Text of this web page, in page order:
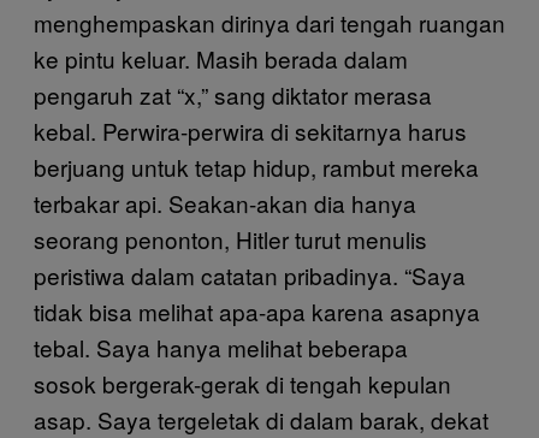
menghempaskan dirinya dari tengah ruangan
ke pintu keluar. Masih berada dalam
pengaruh zat “x,” sang diktator merasa
kebal. Perwira-perwira di sekitarnya harus
berjuang untuk tetap hidup, rambut mereka
terbakar api. Seakan-akan dia hanya
seorang penonton, Hitler turut menulis
peristiwa dalam catatan pribadinya. “Saya
tidak bisa melihat apa-apa karena asapnya
tebal. Saya hanya melihat beberapa
sosok bergerak-gerak di tengah kepulan
asap. Saya tergeletak di dalam barak, dekat